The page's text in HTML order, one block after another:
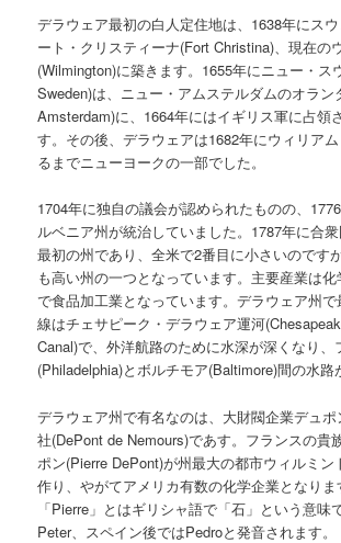
デラウェア最初の白人定住地は、1638年にス
ート・クリスティーナ(Fort Christina)、現在の
(Wilmington)に築きます。1655年にニュー・ス
Sweden)は、ニュー・アムステルダムのオラン
Amsterdam)に、1664年にはイギリス軍に占領
す。その後、デラウェアは1682年にウィリア
るまでニューヨークの一部でした。
1704年に独自の議会が認められたものの、
ルベニア州が統治していました。1787年に合
最初の州であり、全米で2番目に小さいのです
も高い州の一つとなっています。主要産業は
で食品加工業となっています。デラウェア州
線はチェサピーク・デラウェア運河
Canal)で、外洋航路のために水深が深くなり、
(Philadelphia)とボルチモア(Baltimore)間の水路
デラウェア州で有名なのは、大財閥企業デュ
社(DePont de Nemours)であす。フランスの貴
ポン(Pierre DePont)が州最大の都市ウィルミン
作り、やがてアメリカ有数の化学企業となりま
「Pierre」とはギリシャ語で「石」という意味
Peter、スペイン後ではPedroと発音されます。